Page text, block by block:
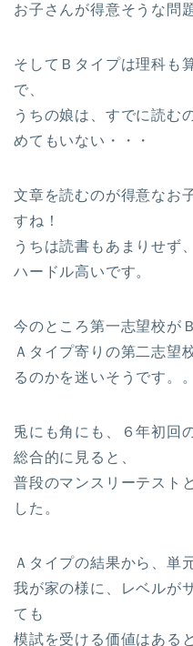
お子さんが得意そうな問
そしてＢタイプは理科も
で、
うちの娘は、すでに読む
めてもいない・・・
文章を読むのが得意なお
すね！
うちは読書もあまりせず
ハードル高いです。
今のところ第一志望校が
Ａタイプ寄りの第二志望
るのかを迷いそうです。。
兎にも角にも、６年初回
総合的に見ると、
普段のマンスリーテスト
した。
Ａタイプの結果から、単
我が家の様に、レベルが
ても
模試を受ける価値はある